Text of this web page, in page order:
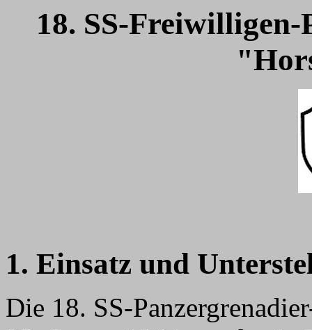
18. SS-
1. Einsatz und
Die 18. SS-